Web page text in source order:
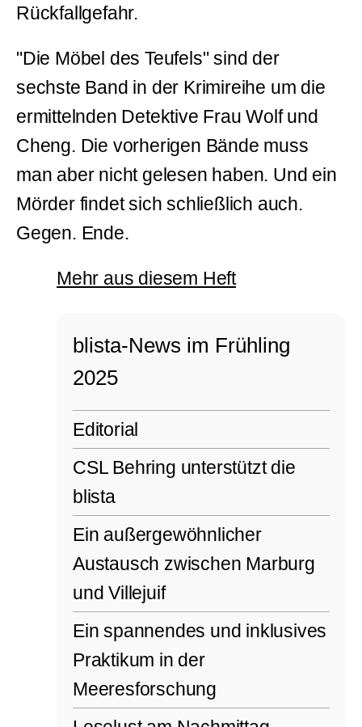
Rückfallgefahr.
"Die Möbel des Teufels" sind der
sechste Band in der Krimireihe um die
ermittelnden Detektive Frau Wolf und
Cheng. Die vorherigen Bände muss
man aber nicht gelesen haben. Und ein
Mörder findet sich schließlich auch.
Gegen. Ende.
Mehr aus diesem Heft
blista-News im Frühling
2025
Editorial
CSL Behring unterstützt die
blista
Ein außergewöhnlicher
Austausch zwischen Marburg
und Villejuif
Ein spannendes und inklusives
Praktikum in der
Meeresforschung